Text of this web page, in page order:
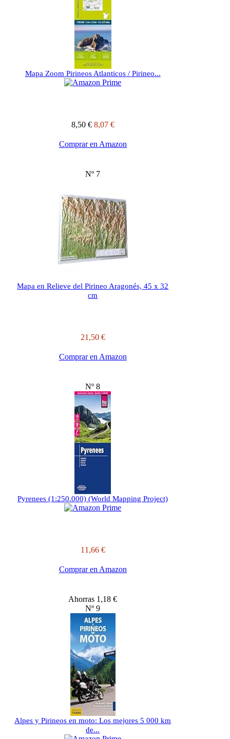
Mapa Zoom Pirineos Atlanticos / Pirineo...
8,50 € 8,07 €
Comprar en Amazon
Nº 7
Mapa en Relieve del Pirineo Aragonés, 45 x 32
cm
21,50 €
Comprar en Amazon
Nº 8
Pyrenees (1:250.000) (World Mapping Project)
11,66 €
Comprar en Amazon
Ahorras 1,18 €
Nº 9
Alpes y Pirineos en moto: Los mejores 5 000 km
de...